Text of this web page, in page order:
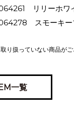
リリーホワ
スモーキー
り扱っていない商品がご
一覧